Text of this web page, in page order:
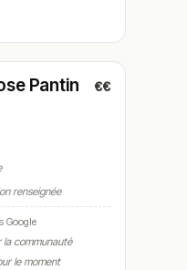
– 22:45)
Pantin €€
renseignée
Google
la communauté
le moment